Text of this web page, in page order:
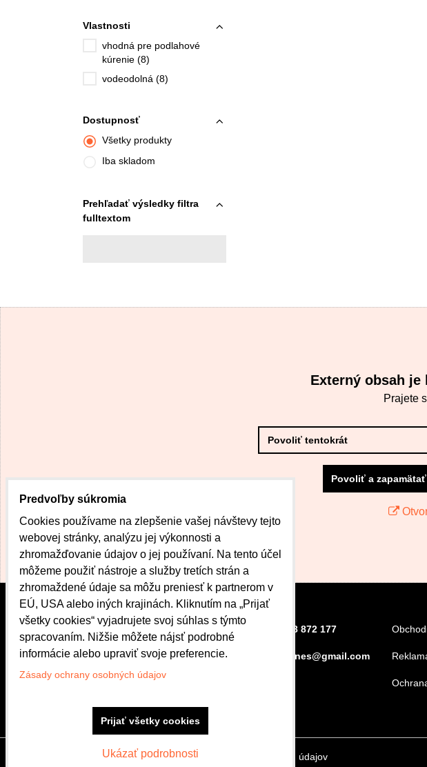
Vlastnosti
vhodná pre podlahové
kúrenie (8)
vodeodolná (8)
Dostupnosť
Všetky produkty
Iba skladom
Prehľadať výsledky filtra
fulltextom
Externý obsah
Prajete
Povoliť tentokrát
Povoliť a
CENTRUM DOBRÉHO
BÝVANIA
Bardejovská 42
080 01 Prešov
Po.-Pi.: 8:00 - 16:30
+421 908 872 177
kubova.nes@gmail.com
Predvoľby súkromia Zásady ochrany osobných údajov
Predvoľby súkromia
Cookies používame na zlepšenie vašej návštevy tejto
webovej stránky, analýzu jej výkonnosti a
zhromažďovanie údajov o jej používaní. Na tento účel
môžeme použiť nástroje a služby tretích strán a
zhromaždené údaje sa môžu preniesť k partnerom v
EÚ, USA alebo iných krajinách. Kliknutím na „Prijať
všetky cookies“ vyjadrujete svoj súhlas s týmto
spracovaním. Nižšie môžete nájsť podrobné
informácie alebo upraviť svoje preferencie.
Zásady ochrany osobných údajov
Ukázať podrobnosti
Prijať všetky cookies